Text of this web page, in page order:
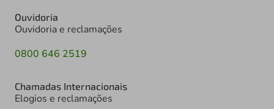
Ouvidoria
Ouvidoria e reclamações
0800 646 2519
Chamadas Internacionais
Elogios e reclamações